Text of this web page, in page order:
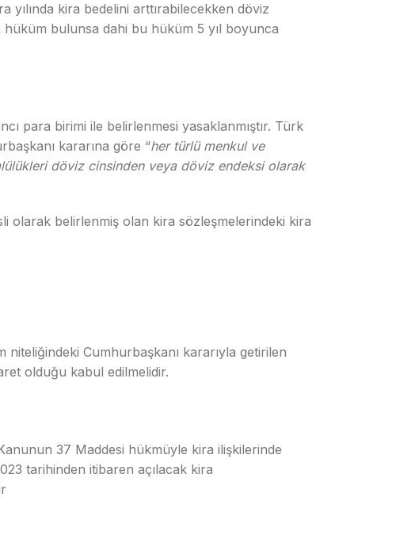
yılında kira bedelini arttırabilecekken döviz
hüküm bulunsa dahi bu hüküm 5 yıl boyunca
para birimi ile belirlenmesi yasaklanmıştır. Türk
kararına göre “her türlü menkul ve
döviz cinsinden veya döviz endeksi olarak
olarak belirlenmiş olan kira sözleşmelerindeki kira
Cumhurbaşkanı kararıyla getirilen
olduğu kabul edilmelidir.
37 Maddesi hükmüyle kira ilişkilerinde
tarihinden itibaren açılacak kira